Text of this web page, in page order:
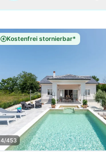
Kostenfrei stornierbar*
4/453